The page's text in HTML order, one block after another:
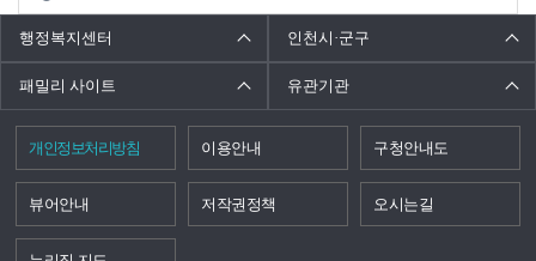
행정복지센터 인천시·군구
패밀리 사이트 유관기관
개인정보처리방침 이용안내 구청안내도
뷰어안내 저작권정책 오시는길